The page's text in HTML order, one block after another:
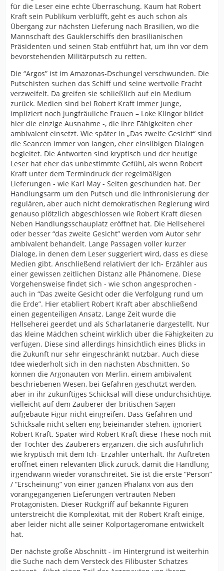
für die Leser eine echte Überraschung. Kaum hat Robert
Kraft sein Publikum verblüfft, geht es auch schon als
Übergang zur nächsten Lieferung nach Brasilien, wo die
Mannschaft des Gauklerschiffs den brasilianischen
Präsidenten und seinen Stab entführt hat, um ihn vor dem
bevorstehenden Militärputsch zu retten.
Die “Argos” ist im Amazonas-Dschungel verschwunden. Die
Putschisten suchen das Schiff und seine wertvolle Fracht
verzweifelt. Da greifen sie schließlich auf ein Medium
zurück. Medien sind bei Robert Kraft immer junge,
impliziert noch jungfräuliche Frauen – Loke Klingor bildet
hier die einzige Ausnahme -, die ihre Fähigkeiten eher
ambivalent einsetzt. Wie später in „Das zweite Gesicht“ sind
die Seancen immer von langen, eher einsilbigen Dialogen
begleitet. Die Antworten sind kryptisch und der heutige
Leser hat eher das unbestimmte Gefühl, als wenn Robert
Kraft unter dem Termindruck der regelmäßigen
Lieferungen - wie Karl May - Seiten geschunden hat. Der
Handlungsarm um den Putsch und die Inthronisierung der
regulären, aber auch nicht demokratischen Regierung wird
genauso plötzlich abgeschlossen wie Robert Kraft diesen
Neben Handlungsschauplatz eröffnet hat. Die Hellseherei
oder besser “das zweite Gesicht” werden vom Autor sehr
ambivalent behandelt. Lange Passagen voller kurzer
Dialoge, in denen dem Leser suggeriert wird, dass es diese
Medien gibt. Anschließend relativiert der Ich- Erzähler aus
einer gewissen zeitlichen Distanz alle Phänomene. Diese
Vorgehensweise findet sich - wie schon angesprochen -
auch in “Das zweite Gesicht oder die Verfolgung rund um
die Erde”. Hier etabliert Robert Kraft aber abschließend
einen gegenteiligen Ansatz. Lange Zeit wurde die
Hellseherei geerdet und als Scharlatanerie dargestellt. Nur
das kleine Mädchen scheint wirklich über die Fähigkeiten zu
verfügen. Diese sind allerdings hinsichtlich eines Blicks in
die Zukunft nur sehr eingeschränkt nutzbar. Auch diese
Idee wiederholt sich in den nächsten Abschnitten. So
können die Argonauten von Merlin, einem ambivalent
beschriebenen Wesen, bei Gefahren geschützt werden,
aber in ihr zukünftiges Schicksal will diese undurchsichtige,
vielleicht auf dem Zauberer der britischen Sagen
aufgebaute Figur nicht eingreifen. Dass Gefahren und
Schicksale nicht selten eng beieinander stehen, ignoriert
Robert Kraft. Später wird Robert Kraft diese These noch mit
der Tochter des Zauberers ergänzen, die sich ausführlich
wie kryptisch mit dem Ich- Erzähler unterhält. Ihr Auftreten
eröffnet einen relevanten Blick zurück, damit die Handlung
irgendwann wieder voranschreitet. Sie ist die erste “Person”
/ “Erscheinung” von einer ganzen Phalanx von aus den
vorangegangenen Lieferungen vertrauten Neben
Protagonisten. Dieser Rückgriff auf bekannte Figuren
unterstreicht die Komplexität, mit der Robert Kraft einige,
aber leider nicht alle seiner Kolportageromane entwickelt
hat.
Der nächste große Abschnitt - im Hintergrund ist weiterhin
die Suche nach dem Versteck des Filibuster Schatzes